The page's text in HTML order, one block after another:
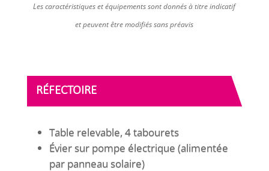
Les caractéristiques et équipements sont donnés à titre indicatif
et peuvent être modifiés sans préavis
RÉFECTOIRE
Table relevable, 4 tabourets
Évier sur pompe électrique (alimentée
par panneau solaire)